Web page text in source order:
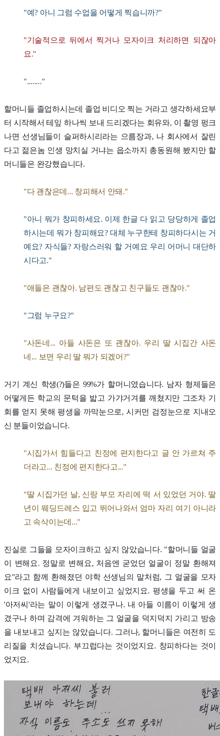
"예? 아니 그럼 수업을 어떻게 찍습니까?"
"기술적으로 뒤에서 찍거나 모자이크 처리하면 되잖아
요."
"........"
할머니들 졸업하시는데 졸업 비디오 찍는 거라고 생각하세요부
터 시작해서 테잎 하나씩 보내 드리겠다는 회유와, 이 촬영 펑크
나면 선생님들이 슬퍼하시리라는 으름장과, 나 회사에서 잘린
다고 젊은놈 인생 망치실 거냐는 읍소까지 총동원해 봤지만 할
머니들은 완강했습니다.
"다 괜찮은데... 창피해서 안돼."
"아니 뭐가 창피하세요. 이제 한글 다 읽고 당당하게 졸업
하시는데 뭐가 창피해요? 대체 누구한테 창피하다시는 거
예요? 자식들? 자랑스러워 할 거예요 우리 어머니 대단하
시다고."
"애들은 괜찮아. 남편도 괜찮고 친구들도 괜찮아."
"그럼 누구요?"
"사돈네... 아들 사돈은 또 괜찮아. 우리 딸 시집간 사돈
네... 보면 우리 딸 뭐가 되겠어?"
거기 계신 학생(?)들은 99%가 할머니였습니다. 남자 형제들은
어떻게든 학교의 문턱을 밟고 가갸거겨를 깨쳤지만 그조차 기
회를 얻지 못해 평생을 까막눈으로, 시커먼 검정눈으로 지내오
신 분들이었습니다.
"시집가서 힘들다고 친정에 편지한다고 글 안 가르쳐 주
더라고... 친정에 편지한다고..."
"딸 시집가던 날, 신랑 부모 자리에 떡 서 있었던 거야. 딸
년이 웨딩드레스 입고 뛰어나와서 엄마 자리 여기 아니라
고 속삭이는데..."
진실로 그들을 모자이크하고 싶지 않았습니다. "할머니들 얼굴
이 변해요. 정말로 변해요, 처음엔 굳었던 얼굴이 정말 환해져
요"라고 함께 환해졌던 야학 선생님의 말처럼, 그 얼굴을 모자
이크 없이 사람들에게 내보이고 싶었지요. 평생을 두고 써 온
'아저씨'라는 말이 이렇게 생겼구나. 내 아들 이름이 이렇게 생
겼구나 하며 감격에 겨워하는 그 얼굴을 덕지덕지 가리고 방송
을 내보내고 싶지는 않았습니다. 그러나, 할머니들은 여전히 도
리질을 치셨습니다. 부끄럽다는 것이었지요. 창피하다는 것이
었지요.